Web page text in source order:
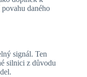
daného
signál. Ten
silnici z důvodu